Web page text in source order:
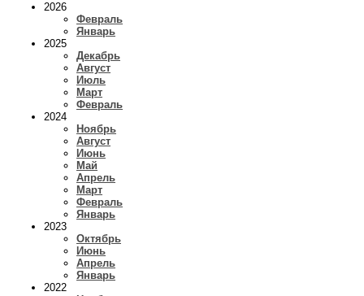
2026
Февраль
Январь
2025
Декабрь
Август
Июль
Март
Февраль
2024
Ноябрь
Август
Июнь
Май
Апрель
Март
Февраль
Январь
2023
Октябрь
Июнь
Апрель
Январь
2022